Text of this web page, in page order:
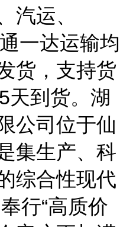
汽运、
一达运输均
货，支持货
天到货。湖
公司位于仙
集生产、科
综合性现代
行“高质价